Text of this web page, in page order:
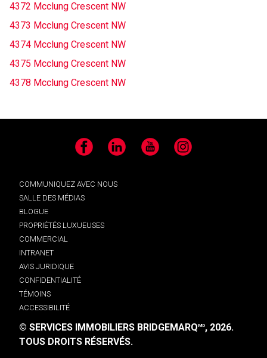
4372 Mcclung Crescent NW
4373 Mcclung Crescent NW
4374 Mcclung Crescent NW
4375 Mcclung Crescent NW
4378 Mcclung Crescent NW
Facebook LinkedIn YouTube Instagram
COMMUNIQUEZ AVEC NOUS
SALLE DES MÉDIAS
BLOGUE
PROPRIÉTÉS LUXUEUSES
COMMERCIAL
INTRANET
AVIS JURIDIQUE
CONFIDENTIALITÉ
TÉMOINS
ACCESSIBILITÉ
© SERVICES IMMOBILIERS BRIDGEMARQMD, 2026.
TOUS DROITS RÉSERVÉS.